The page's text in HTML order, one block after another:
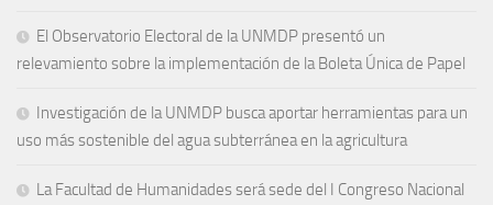
El Observatorio Electoral de la UNMDP presentó un
relevamiento sobre la implementación de la Boleta Única de Papel
Investigación de la UNMDP busca aportar herramientas para un
uso más sostenible del agua subterránea en la agricultura
La Facultad de Humanidades será sede del I Congreso Nacional